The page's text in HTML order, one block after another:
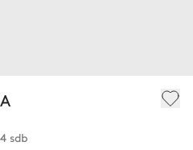
4 sdb